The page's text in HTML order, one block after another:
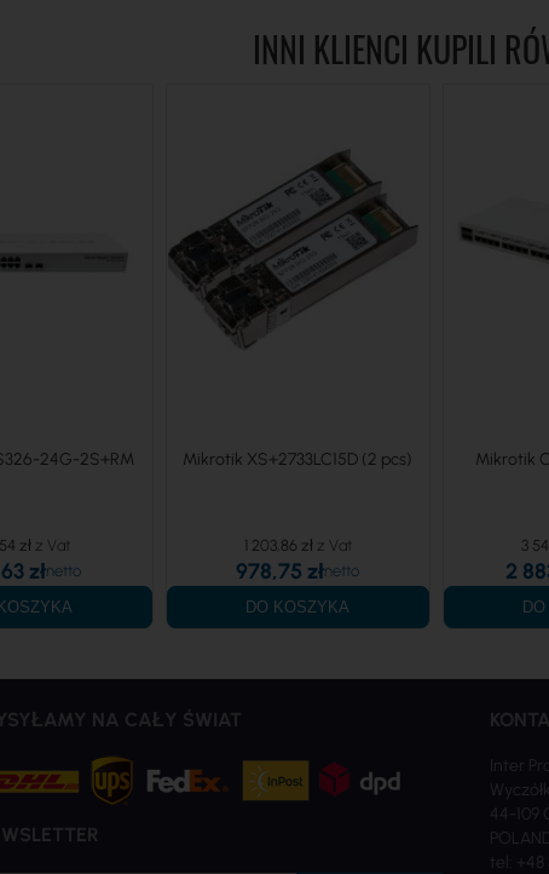
INNI KLIENCI KUPILI
24G-2S+RM
zł
zł
Mikrotik XS+2733LC15D (2 pcs)
1 203,86 zł
978,75 zł
DO KOSZYKA
Mikrotik
3
2
NA CAŁY ŚWIAT
Inter
44-109
tel: +48